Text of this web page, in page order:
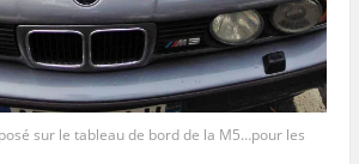
sur le tableau de bord de la M5…pour les